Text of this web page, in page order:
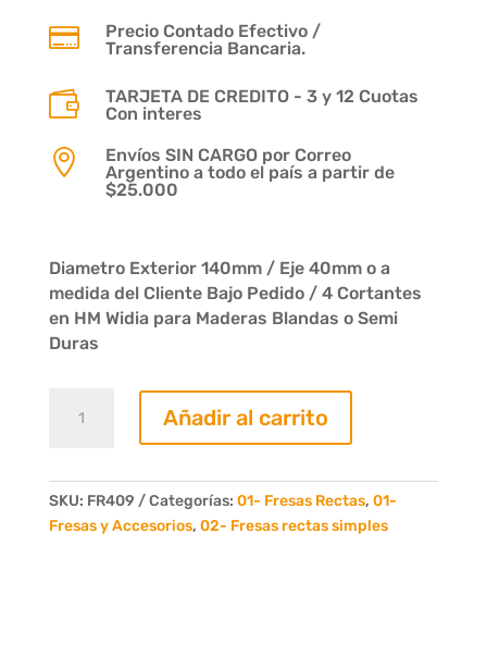

Precio Contado Efectivo /
Transferencia Bancaria.

TARJETA DE CREDITO - 3 y 12 Cuotas
Con interes

Envíos SIN CARGO por Correo
Argentino a todo el país a partir de
$25.000
Diametro Exterior 140mm / Eje 40mm o a
medida del Cliente Bajo Pedido / 4 Cortantes
en HM Widia para Maderas Blandas o Semi
Duras
Recta
Dientes
cantidad
Añadir al carrito
SKU: FR409 Categorías: 01- Fresas Rectas, 01-
Fresas y Accesorios, 02- Fresas rectas simples